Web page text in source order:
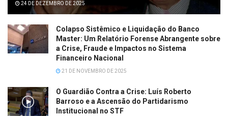
24 DE DEZEMBRO DE 2025
Colapso Sistêmico e Liquidação do Banco
Master: Um Relatório Forense Abrangente sobre
a Crise, Fraude e Impactos no Sistema
Financeiro Nacional
21 DE NOVEMBRO DE 2025
O Guardião Contra a Crise: Luís Roberto
Barroso e a Ascensão do Partidarismo
Institucional no STF